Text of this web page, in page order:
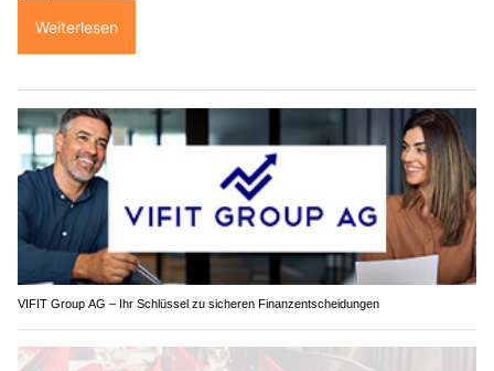
Weiterlesen
VIFIT Group AG – Ihr Schlüssel zu sicheren Finanzentscheidungen